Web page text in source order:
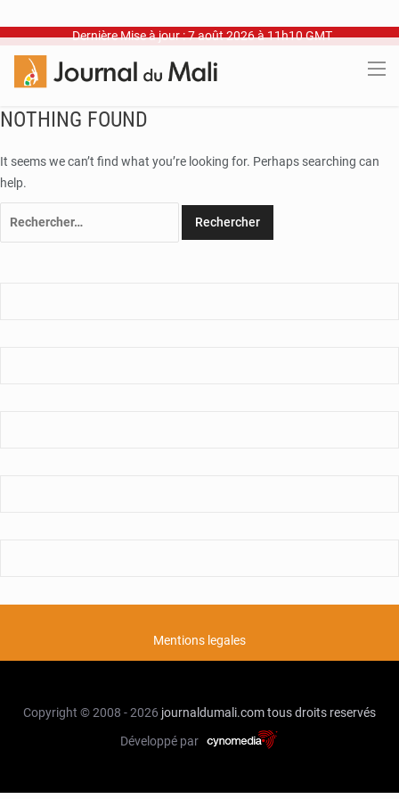
Dernière Mise à jour : 7 août 2026 à 11h10 GMT
NOTHING FOUND
It seems we can’t find what you’re looking for. Perhaps searching can
help.
Mentions legales
Copyright © 2008 - 2026 journaldumali.comtous droits reservés
Développé par